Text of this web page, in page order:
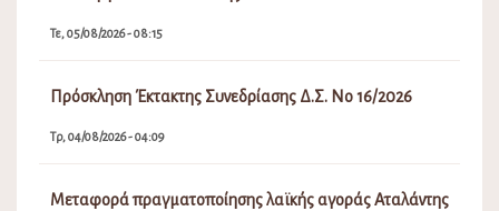
Τε, 05/08/2026 - 08:15
Πρόσκληση Έκτακτης Συνεδρίασης Δ.Σ. Νο 16/2026
Τρ, 04/08/2026 - 04:09
Μεταφορά πραγματοποίησης λαϊκής αγοράς Αταλάντης